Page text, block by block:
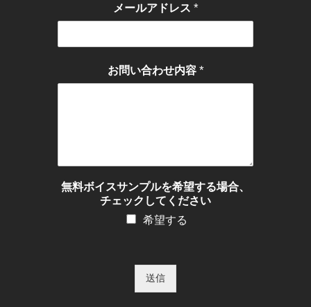
メールアドレス *
お問い合わせ内容 *
無料ボイスサンプルを希望する場合、
チェックしてください
希望する
送信